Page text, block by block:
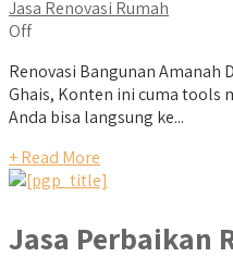
Jasa Renovasi Rumah
Off
Renovasi Bangunan Amanah
Ghais, Konten ini cuma tools
Anda bisa langsung ke...
+ Read More
Jasa Perbaikan